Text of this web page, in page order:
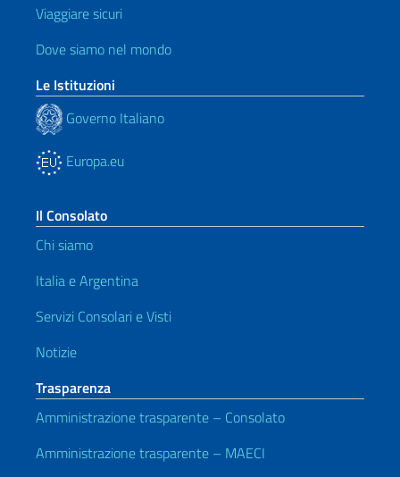
Viaggiare sicuri
Dove siamo nel mondo
Le Istituzioni
Governo Italiano
Europa.eu
Il Consolato
Chi siamo
Italia e Argentina
Servizi Consolari e Visti
Notizie
Trasparenza
Amministrazione trasparente – Consolato
Amministrazione trasparente – MAECI